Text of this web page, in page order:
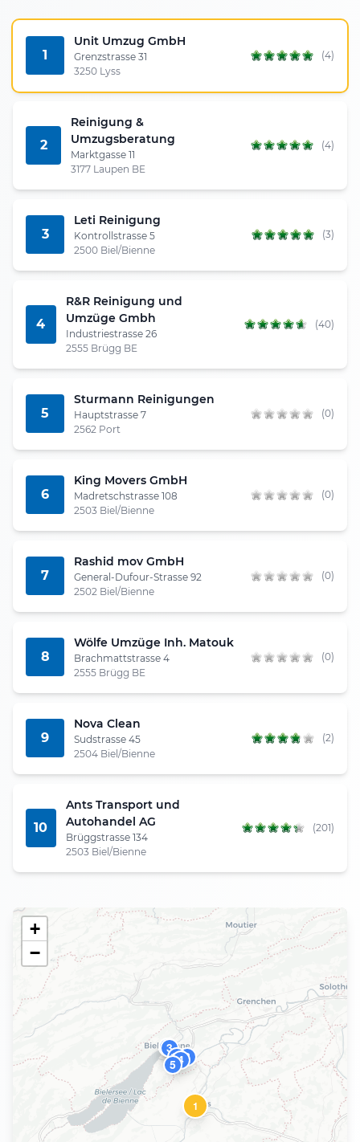
1
Unit Umzug GmbH
Grenzstrasse 31
3250 Lyss
(4)
2
Reinigung &
Umzugsberatung
Marktgasse 11
3177 Laupen BE
(4)
3
Leti Reinigung
Kontrollstrasse 5
2500 Biel/Bienne
(3)
4
R&R Reinigung und
Umzüge Gmbh
Industriestrasse 26
2555 Brügg BE
(40)
5
Sturmann Reinigungen
Hauptstrasse 7
2562 Port
(0)
6
King Movers GmbH
Madretschstrasse 108
2503 Biel/Bienne
(0)
7
Rashid mov GmbH
General-Dufour-Strasse 92
2502 Biel/Bienne
(0)
8
Wölfe Umzüge Inh. Matouk
Brachmattstrasse 4
2555 Brügg BE
(0)
9
Nova Clean
Sudstrasse 45
2504 Biel/Bienne
(2)
10
Ants Transport und
Autohandel AG
Brüggstrasse 134
2503 Biel/Bienne
(201)
1
3
4
5
6
7
8
9
10
+
−